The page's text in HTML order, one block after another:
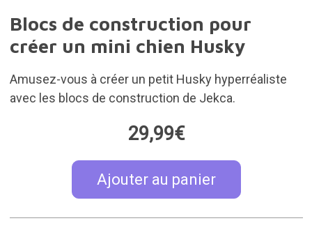
Blocs de construction pour
créer un mini chien Husky
Amusez-vous à créer un petit Husky hyperréaliste
avec les blocs de construction de Jekca.
29,99€
Ajouter au panier